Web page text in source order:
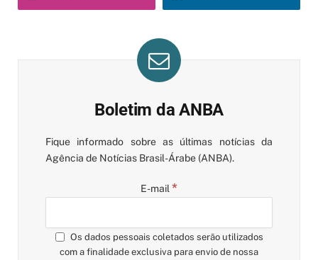
Boletim da ANBA
Fique informado sobre as últimas notícias da
Agência de Notícias Brasil-Árabe (ANBA).
E-mail *
Os dados pessoais coletados serão utilizados
com a finalidade exclusiva para envio de nossa